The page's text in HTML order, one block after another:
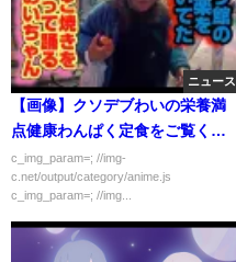
ニュース
【画像】クソデブわいの栄養満
点健康わんぱく定食をご覧くだ
さい
c_img_param=; //img-
c.net/output/category/anime.js
c_img_param=; //img...